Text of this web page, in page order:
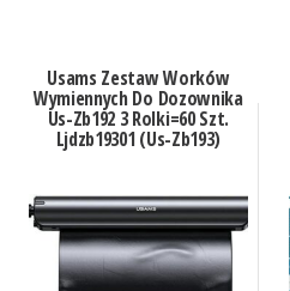
Usams Zestaw Worków
Wymiennych Do Dozownika
Us-Zb192 3 Rolki=60 Szt.
Ljdzb19301 (Us-Zb193)